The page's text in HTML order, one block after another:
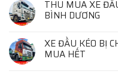
THU MUA XE
BÌNH DƯƠNG
XE ĐẦU KÉO BỊ
MUA HẾT